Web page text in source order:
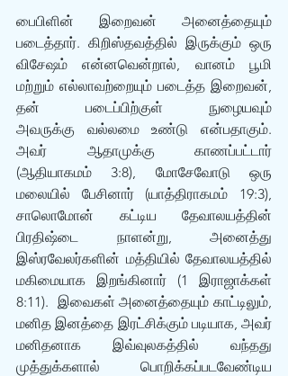
பைபிளின் இறைவன் அனைத்தையும்
படைத்தார். கிறிஸ்தவத்தில் இருக்கும் ஒரு
விசேஷம் என்னவென்றால், வானம் பூமி
மற்றும் எல்லாவற்றையும் படைத்த இறைவன்,
தன் படைப்பிற்குள் நுழையவும்
அவருக்கு வல்லமை உண்டு என்பதாகும்.
அவர் ஆதாமுக்கு காணப்பட்டார்
(ஆதியாகமம் 3:8), மோசேவோடு ஒரு
மலையில் பேசினார் (யாத்திராகமம் 19:3),
சாலொமோன் கட்டிய தேவாலயத்தின்
பிரதிஷ்டை நாளன்று, அனைத்து
இஸ்ரவேலர்களின் மத்தியில் தேவாலயத்தில்
மகிமையாக இறங்கினார் (1 இராஜாக்கள்
8:11).  இவைகள் அனைத்தையும் காட்டிலும்,
மனித இனத்தை இரட்சிக்கும் படியாக, அவர்
மனிதனாக இவ்வுலகத்தில் வந்தது
முத்துக்களால் பொறிக்கப்படவேண்டிய